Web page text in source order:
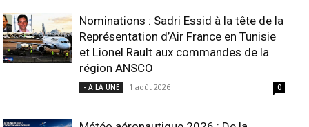
Nominations : Sadri Essid à la tête de la
Représentation d’Air France en Tunisie
et Lionel Rault aux commandes de la
région ANSCO
- A LA UNE 1 août 2026 0